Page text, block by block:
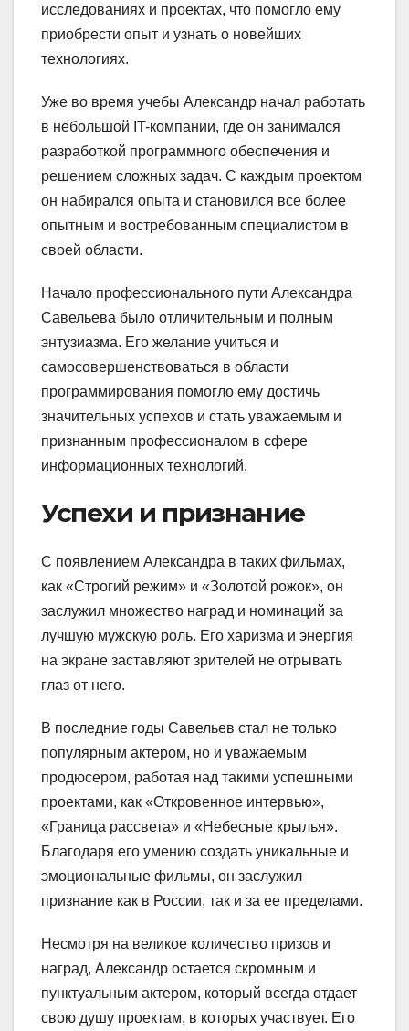
исследованиях и проектах, что помогло ему
приобрести опыт и узнать о новейших
технологиях.
Уже во время учебы Александр начал работать
в небольшой IT-компании, где он занимался
разработкой программного обеспечения и
решением сложных задач. С каждым проектом
он набирался опыта и становился все более
опытным и востребованным специалистом в
своей области.
Начало профессионального пути Александра
Савельева было отличительным и полным
энтузиазма. Его желание учиться и
самосовершенствоваться в области
программирования помогло ему достичь
значительных успехов и стать уважаемым и
признанным профессионалом в сфере
информационных технологий.
Успехи и признание
С появлением Александра в таких фильмах,
как «Строгий режим» и «Золотой рожок», он
заслужил множество наград и номинаций за
лучшую мужскую роль. Его харизма и энергия
на экране заставляют зрителей не отрывать
глаз от него.
В последние годы Савельев стал не только
популярным актером, но и уважаемым
продюсером, работая над такими успешными
проектами, как «Откровенное интервью»,
«Граница рассвета» и «Небесные крылья».
Благодаря его умению создать уникальные и
эмоциональные фильмы, он заслужил
признание как в России, так и за ее пределами.
Несмотря на великое количество призов и
наград, Александр остается скромным и
пунктуальным актером, который всегда отдает
свою душу проектам, в которых участвует. Его